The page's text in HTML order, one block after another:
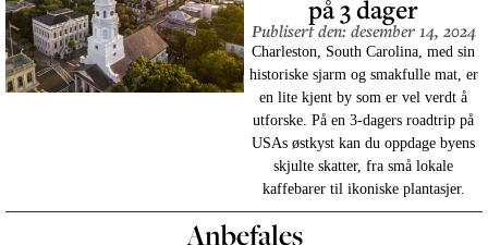
på 3 dager
Publisert den: desember 14, 2024
Charleston, South Carolina, med sin
historiske sjarm og smakfulle mat, er
en lite kjent by som er vel verdt å
utforske. På en 3-dagers roadtrip på
USAs østkyst kan du oppdage byens
skjulte skatter, fra små lokale
kaffebarer til ikoniske plantasjer.
Anbefales